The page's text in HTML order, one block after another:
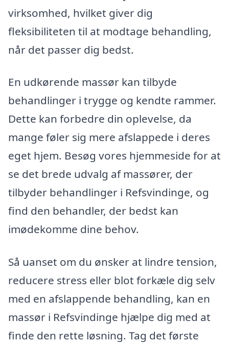
virksomhed, hvilket giver dig
fleksibiliteten til at modtage behandling,
når det passer dig bedst.
En udkørende massør kan tilbyde
behandlinger i trygge og kendte rammer.
Dette kan forbedre din oplevelse, da
mange føler sig mere afslappede i deres
eget hjem. Besøg vores hjemmeside for at
se det brede udvalg af massører, der
tilbyder behandlinger i Refsvindinge, og
find den behandler, der bedst kan
imødekomme dine behov.
Så uanset om du ønsker at lindre tension,
reducere stress eller blot forkæle dig selv
med en afslappende behandling, kan en
massør i Refsvindinge hjælpe dig med at
finde den rette løsning. Tag det første